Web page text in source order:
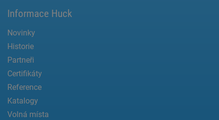
Informace Huck
Novinky
Historie
Partneři
Certifikáty
Reference
Katalogy
Volná místa